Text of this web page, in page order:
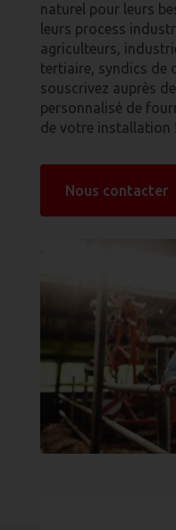
naturel pour leurs
leurs process
agriculteurs,
tertiaire, syndics de
souscrivez auprès
personnalisé de
de votre installation !
Nous contacter